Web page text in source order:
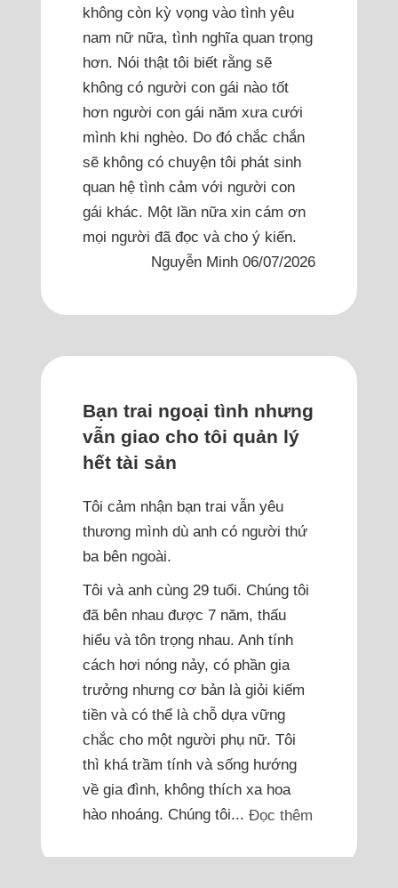
không còn kỳ vọng vào tình yêu
nam nữ nữa, tình nghĩa quan trọng
hơn. Nói thật tôi biết rằng sẽ
không có người con gái nào tốt
hơn người con gái năm xưa cưới
mình khi nghèo. Do đó chắc chắn
sẽ không có chuyện tôi phát sinh
quan hệ tình cảm với người con
gái khác. Một lần nữa xin cám ơn
mọi người đã đọc và cho ý kiến.
Nguyễn Minh 06/07/2026
Bạn trai ngoại tình nhưng
vẫn giao cho tôi quản lý
hết tài sản
Tôi cảm nhận bạn trai vẫn yêu
thương mình dù anh có người thứ
ba bên ngoài.
Tôi và anh cùng 29 tuổi. Chúng tôi
đã bên nhau được 7 năm, thấu
hiểu và tôn trọng nhau. Anh tính
cách hơi nóng nảy, có phần gia
trưởng nhưng cơ bản là giỏi kiếm
tiền và có thể là chỗ dựa vững
chắc cho một người phụ nữ. Tôi
thì khá trầm tính và sống hướng
về gia đình, không thích xa hoa
hào nhoáng. Chúng tôi... Đọc thêm